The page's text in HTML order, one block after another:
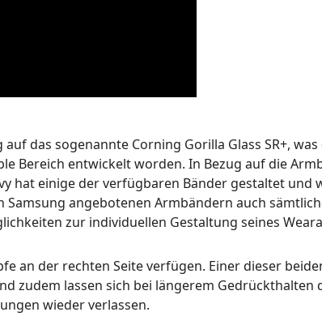
das sogenannte Corning Gorilla Glass SR+,
Bereich entwickelt worden. In Bezug auf die
hat einige der verfügbaren Bänder gestaltet und
angebotenen Armbändern auch
zur individuellen Gestaltung seines
an der rechten Seite verfügen. Einer dieser
zudem lassen sich bei längerem Gedrückthalten
wieder verlassen.